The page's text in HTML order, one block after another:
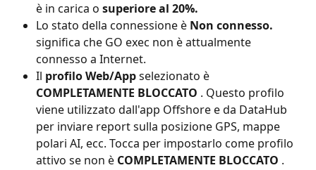
è in carica o superiore al 20%.
Lo stato della connessione è Non connesso.
significa che GO exec non è attualmente
connesso a Internet.
Il profilo Web/App selezionato è
COMPLETAMENTE BLOCCATO . Questo profilo
viene utilizzato dall'app Offshore e da DataHub
per inviare report sulla posizione GPS, mappe
polari AI, ecc. Tocca per impostarlo come profilo
attivo se non è COMPLETAMENTE BLOCCATO .